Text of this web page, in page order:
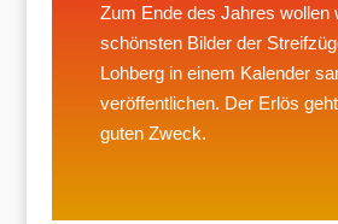
Zum Ende des Jahres wollen
schönsten Bilder der
Lohberg in einem Kalender
veröffentlichen. Der Erlös
guten Zweck.